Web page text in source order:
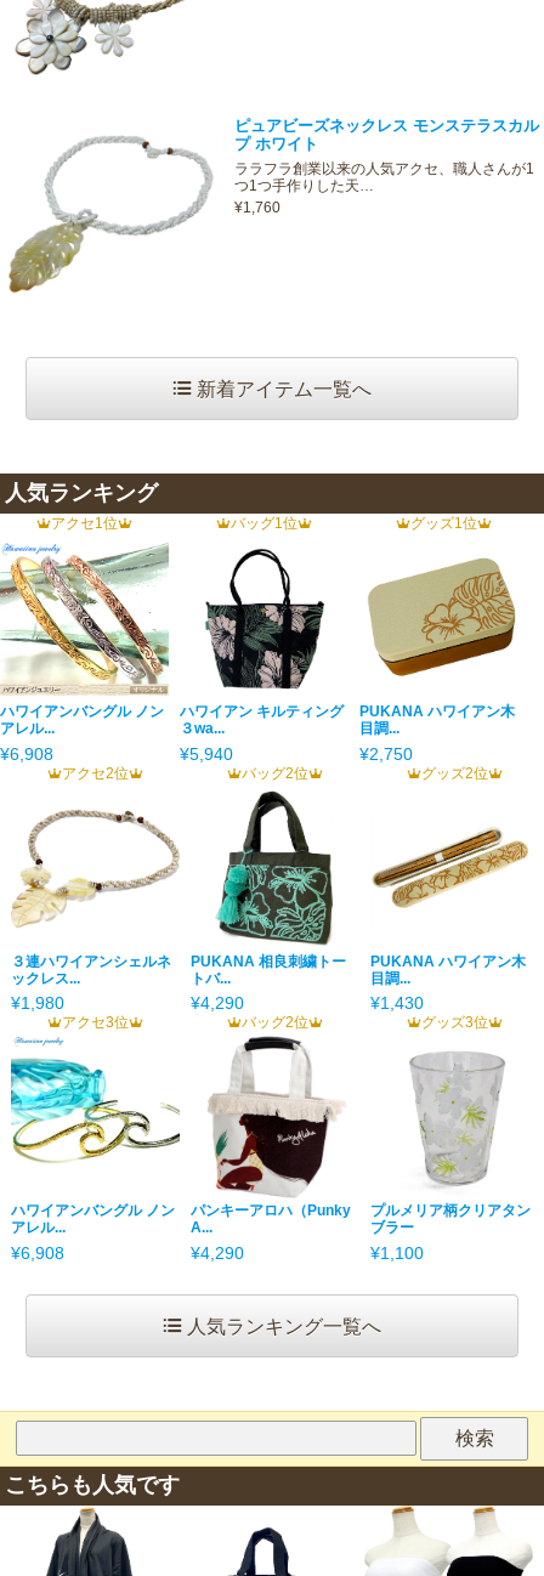
ピュアビーズネックレス モンステラスカル
プ ホワイト
ララフラ創業以来の人気アクセ、職人さんが1
つ1つ手作りした天…
¥1,760
新着アイテム一覧へ
人気ランキング
アクセ1位
ハワイアンバングル ノン
アレル...
¥6,908
バッグ1位
ハワイアン キルティング
３wa...
¥5,940
グッズ1位
PUKANA ハワイアン木
目調...
¥2,750
アクセ2位
３連ハワイアンシェルネ
ックレス...
¥1,980
バッグ2位
PUKANA 相良刺繍トー
トバ...
¥4,290
グッズ2位
PUKANA ハワイアン木
目調...
¥1,430
アクセ3位
ハワイアンバングル ノン
アレル...
¥6,908
バッグ2位
パンキーアロハ（Punky
A...
¥4,290
グッズ3位
プルメリア柄クリアタン
ブラー
¥1,100
人気ランキング一覧へ
こちらも人気です